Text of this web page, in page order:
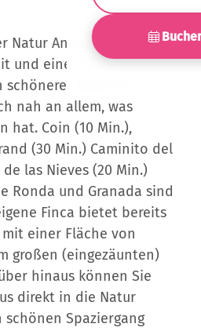
Natur Andalusiens,
und eine wunderschöne
schönerer Aussicht
nah an allem, was
hat. Coin (10 Min.),
(30 Min.) Caminito del
las Nieves (20 Min.)
Ronda und Granada sind
Finca bietet bereits
einer Fläche von
großen (eingezäunten)
hinaus können Sie
direkt in die Natur
Spaziergang
zu unternehmen. Wer